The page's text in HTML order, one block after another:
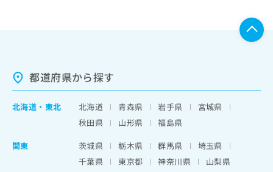
都道府県から探す
北海道 ・ 東北 北海道 青森県 岩手県
宮城県
秋田県
山形県
福島県
関東
茨城県 栃木県 群馬県
埼玉県
千葉県
東京都 神奈川県
山梨県